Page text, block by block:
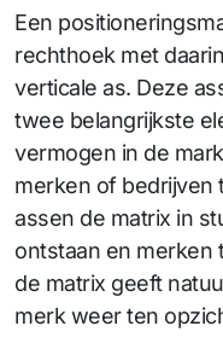
Een
rechthoek met
verticale as. Deze
twee belangrijkste
vermogen in de
merken of bedrijven
assen de matrix in
ontstaan en merken
de matrix geeft
merk weer ten